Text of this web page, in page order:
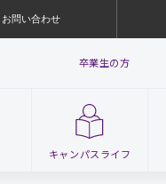
お問い合わせ
卒業生の方
キャンパスライフ